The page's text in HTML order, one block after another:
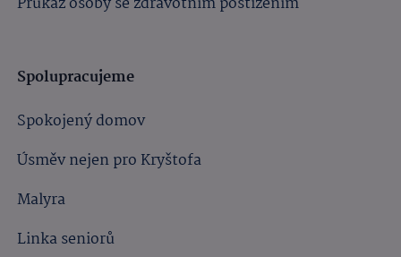
Spolupracujeme
Spokojený domov
Úsměv nejen pro Kryštofa
Malyra
Linka seniorů